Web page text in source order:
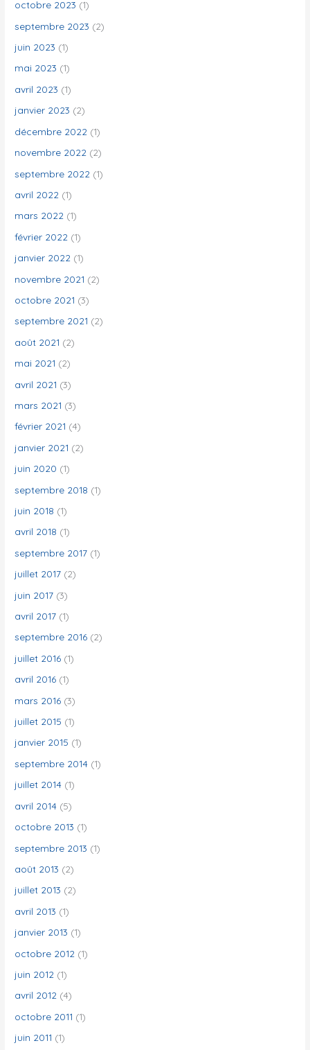
octobre 2023 (1)
septembre 2023 (2)
juin 2023 (1)
mai 2023 (1)
avril 2023 (1)
janvier 2023 (2)
décembre 2022 (1)
novembre 2022 (2)
septembre 2022 (1)
avril 2022 (1)
mars 2022 (1)
février 2022 (1)
janvier 2022 (1)
novembre 2021 (2)
octobre 2021 (3)
septembre 2021 (2)
août 2021 (2)
mai 2021 (2)
avril 2021 (3)
mars 2021 (3)
février 2021 (4)
janvier 2021 (2)
juin 2020 (1)
septembre 2018 (1)
juin 2018 (1)
avril 2018 (1)
septembre 2017 (1)
juillet 2017 (2)
juin 2017 (3)
avril 2017 (1)
septembre 2016 (2)
juillet 2016 (1)
avril 2016 (1)
mars 2016 (3)
juillet 2015 (1)
janvier 2015 (1)
septembre 2014 (1)
juillet 2014 (1)
avril 2014 (5)
octobre 2013 (1)
septembre 2013 (1)
août 2013 (2)
juillet 2013 (2)
avril 2013 (1)
janvier 2013 (1)
octobre 2012 (1)
juin 2012 (1)
avril 2012 (4)
octobre 2011 (1)
juin 2011 (1)